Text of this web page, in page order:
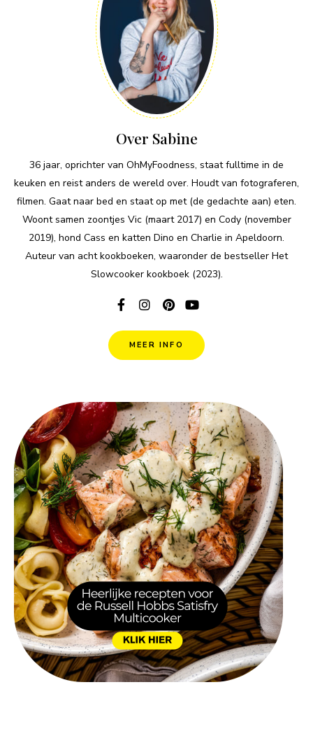
Over Sabine
36 jaar, oprichter van OhMyFoodness, staat fulltime in de
keuken en reist anders de wereld over. Houdt van fotograferen,
filmen. Gaat naar bed en staat op met (de gedachte aan) eten.
Woont samen zoontjes Vic (maart 2017) en Cody (november
2019), hond Cass en katten Dino en Charlie in Apeldoorn.
Auteur van acht kookboeken, waaronder de bestseller Het
Slowcooker kookboek (2023).
MEER INFO